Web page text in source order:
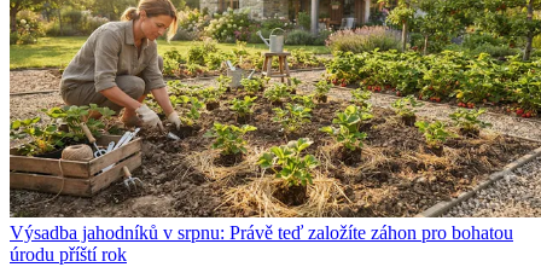
Výsadba jahodníků v srpnu: Právě teď založíte záhon pro bohatou
úrodu příští rok